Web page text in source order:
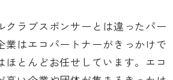
ラブスポンサーとは違ったパー
業はエコパートナーがきっかけで
とんどお任せしています。エコ